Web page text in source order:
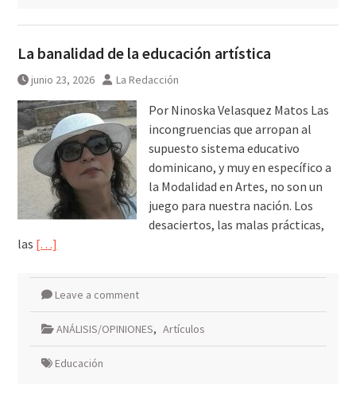
La banalidad de la educación artística
junio 23, 2026 La Redacción
Por Ninoska Velasquez Matos Las
incongruencias que arropan al
supuesto sistema educativo
dominicano, y muy en específico a
la Modalidad en Artes, no son un
juego para nuestra nación. Los
desaciertos, las malas prácticas,
las […]
Leave a comment
ANÁLISIS/OPINIONES, Artículos
Educación